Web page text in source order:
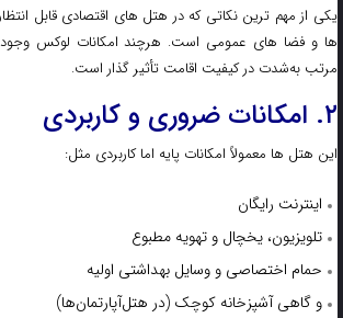
یکی از مهم‌ ترین نکاتی که در هتل‌ های اقتصادی قابل
ها و فضا های عمومی است. هرچند امکانات لوکس وجود
مرتب به‌شدت در کیفیت اقامت تأثیر گذار است.
۲. امکانات ضروری و کاربردی
این هتل‌ ها معمولاً امکانات پایه اما کاربردی مثل:
اینترنت رایگان
تلویزیون، یخچال و تهویه مطبوع
حمام اختصاصی و وسایل بهداشتی اولیه
و گاهی آشپزخانه‌ کوچک (در هتل‌آپارتمان‌ها)